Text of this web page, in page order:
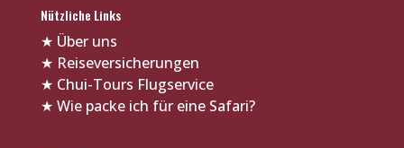
Nützliche Links
★ Über uns
★ Reiseversicherungen
★ Chui-Tours Flugservice
★ Wie packe ich für eine Safari?